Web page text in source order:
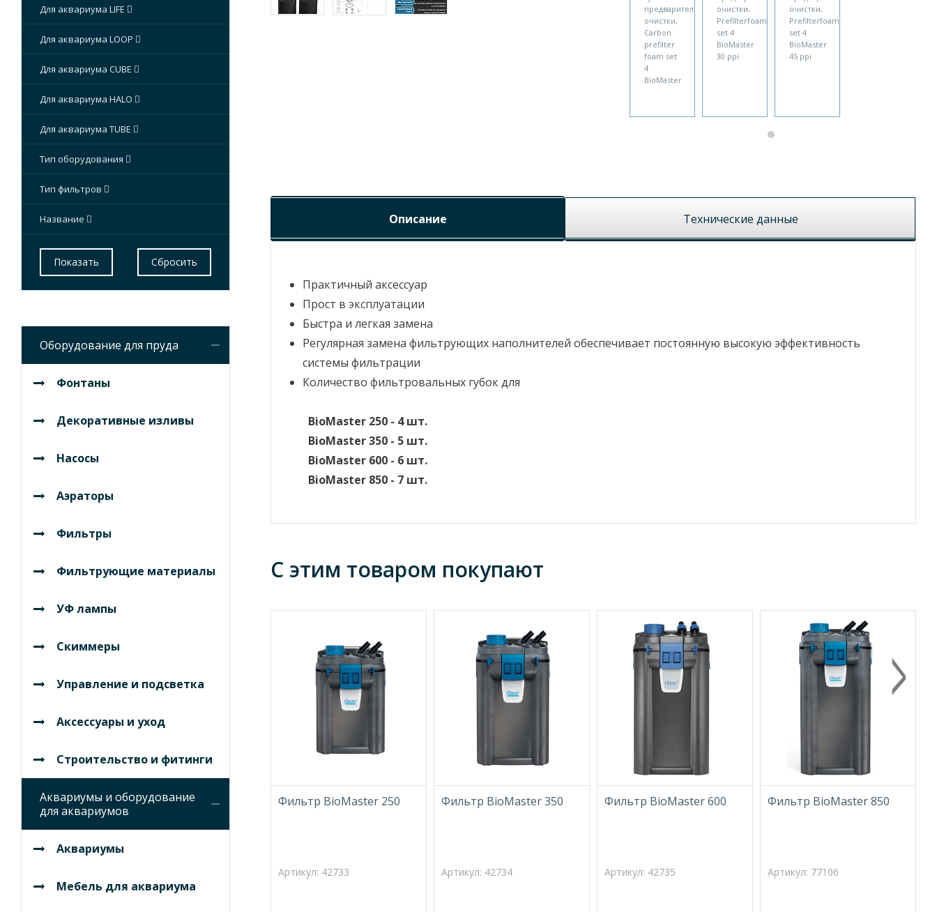
Для аквариума LIFE
Для аквариума LOOP
Для аквариума CUBE
Для аквариума HALO
Для аквариума TUBE
Тип оборудования
Тип фильтров
Название
Оборудование для пруда
Фонтаны
Декоративные изливы
Насосы
Аэраторы
Фильтры
Фильтрующие материалы
УФ лампы
Скиммеры
Управление и подсветка
Аксессуары и уход
Строительство и фитинги
Аквариумы и оборудование
для аквариумов
Аквариумы
Мебель для аквариума
предварительной
очистки,
Carbon
prefilter
foam set
4
BioMaster
очистки,
Prefilterfoam
set 4
BioMaster
30 ppi
очистки,
Prefilterfoam
set 4
BioMaster
45 ppi
Описание Технические данные
Практичный аксессуар
Прост в эксплуатации
Быстра и легкая замена
Регулярная замена фильтрующих наполнителей обеспечивает постоянную высокую эффективность
системы фильтрации
Количество фильтровальных губок для
BioMaster 250 - 4 шт.
BioMaster 350 - 5 шт.
BioMaster 600 - 6 шт.
BioMaster 850 - 7 шт.
С этим товаром покупают
Фильтр BioMaster 250
Артикул: 42733
Фильтр BioMaster 350
Артикул: 42734
Фильтр BioMaster 600
Артикул: 42735
Фильтр BioMaster 850
Артикул: 77106